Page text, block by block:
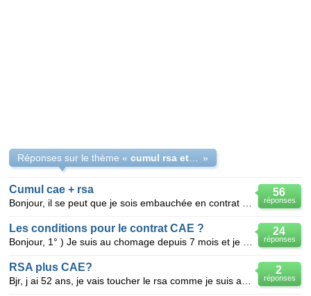
Réponses sur le thème « »
56
réponses
Cumul cae + rsa
24
réponses
Les conditions pour le contrat CAE ?
2
réponses
RSA plus CAE?